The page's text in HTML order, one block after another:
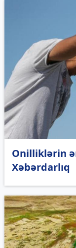
Onilliklərin
Xəbərdarlıq